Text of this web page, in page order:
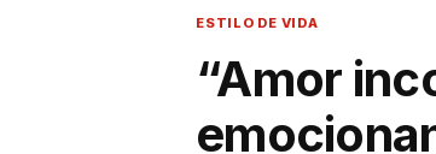
ESTILO DE VIDA
“Amor